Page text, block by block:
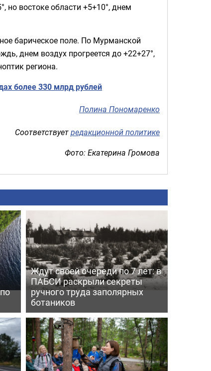
но востоке области +5+10°, днем
барическое поле. По Мурманской
днем воздух прогреется до +22+27°,
региона.
более 330 млрд рублей
Полина Пономаренко
Соответствуетредакционной политике
Фото: Екатерина Громова
Ждут своей очереди по 7 лет: в
ПАБСИ раскрыли секреты
ручного труда заполярных
ботаников